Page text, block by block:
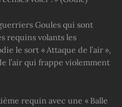
Goules qui sont
requins volants les
le sort « Attaque de l’air »,
l’air qui frappe violemment
requin avec une « Balle